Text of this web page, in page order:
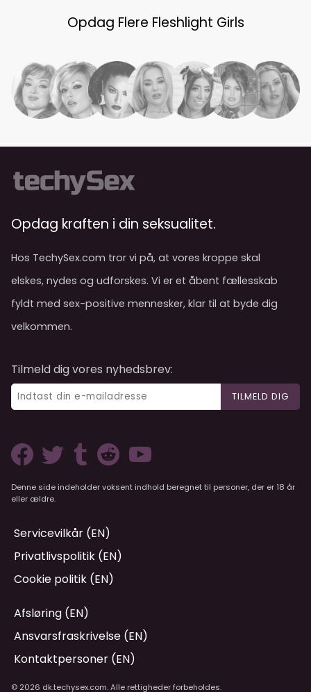
Opdag Flere Fleshlight Girls
Opdag kraften i din seksualitet.
Hos TechySex.com tror vi på, at vores kroppe skal
elskes, nydes og udforskes. Vi er et åbent fællesskab
fyldt med sex-positive mennesker, klar til at byde dig
velkommen.
Tilmeld dig vores nyhedsbrev:
TILMELD DIG
Denne side indeholder voksent indhold beregnet til personer, der er 18 år
eller ældre.
Servicevilkår (EN)
Privatlivspolitik (EN)
Cookie politik (EN)
Afsløring (EN)
Ansvarsfraskrivelse (EN)
Kontaktpersoner (EN)
© 2026 dk.techysex.com. Alle rettigheder forbeholdes.